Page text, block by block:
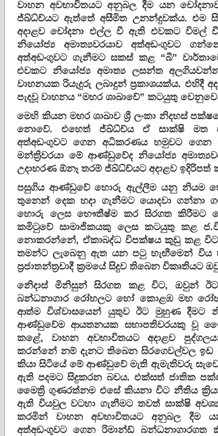
වාහන අවභාවිතයට අනුබල දීම යන
ජ්ඛ්ධ්ච්යට ඇත්තේ අසීමිත උනන්දුවක්ය. එම
අදාළව චෝදනා එල්ල වී ඇති එවකට විමල්
නියෝජ්‍ය
අමාත්‍යවරයාව අත්අඩංගුවට
අත්අඩංගුවට ගැනීමට සකස් කළ “බී”
එවකට නියෝජ්‍ය අමාත්‍ය ලසන්ත
වාහනයක රියැදුරු ලබාදුන් ප්‍රකාශයක්ය. එහිදී
පැදවූ වාහනය “මහර ශාඛාවේ” කටයුතු
මෙහි කියන මහර ශාඛාව ශ්‍රී ලංකා නිදහස්
නොවේ. එහෙත් ජ්ඛ්ධ්ච්ය ඒ සාක්ෂි මත
අත්අඩංගුවට ගෙන අධිකරණය හමුවට
මන්ත්‍රිවරයා මේ ආණ්ඩුවේද නියෝජ්‍ය
උදාහරණ ඕනෑ තරම් ජ්ඛ්ධ්ච්යට අදාළව ඉදිරිපත්
පසුගිය ආණ්ඩුවේ හොරු ඇල්ලීම යනු නියම
තුනෙන් දෙක හදා ගැනීමට යොදවා
හොරු ලෙස භෞතීෂ්ම කර සිරගත කිරීමට
කමිටුවේ සාමාජිකයකු ලෙස කටයුතු කළ
නොකරන්නේ, ඒකාබද්ධ විපක්ෂය කුඩු කළ විට
තමන්ට ලැබෙනු ඇත යන පටු හැඟීමෙන් විය
ප්‍රජාතන්ත්‍රවාදී ක්‍රමයේ සිදුව තිබෙන විකෘතියට
නි‍ෙදාස් මිනිසුන් සිරගත කළ විට, ඔවුන්
බන්ධනාගාර රෝහලට හෝ කොළඹ මහ
ආත්ම විශ්වාසයෙන් යුතුව ඊට මුහුණ දීමට
ආණ්ඩුවේම ආයතනයක සභාපතිවරයකු වූ
කළේ, වාහන අවභාවිතයට අදාළව
කරන්නේ නම් දැනට තිබෙන සිරගෙවල්වල
කියා සිටියේ මේ ආණ්ඩුවේ මැති ඇමැතිවරු
ඇති පදමට සිදුකරන බවය. එක්සත් ජාතික
මෛත්‍රි ගුණරත්නම එසේ කියනා විට නීතිය
ඇති වියවුල වටහා ගැනීමට තවත් සාක්ෂි
කරමින් වාහන අවභාවිතයට අනුබල දීම
අත්අඩංගුවට ගෙන රිමාන්ඩ්